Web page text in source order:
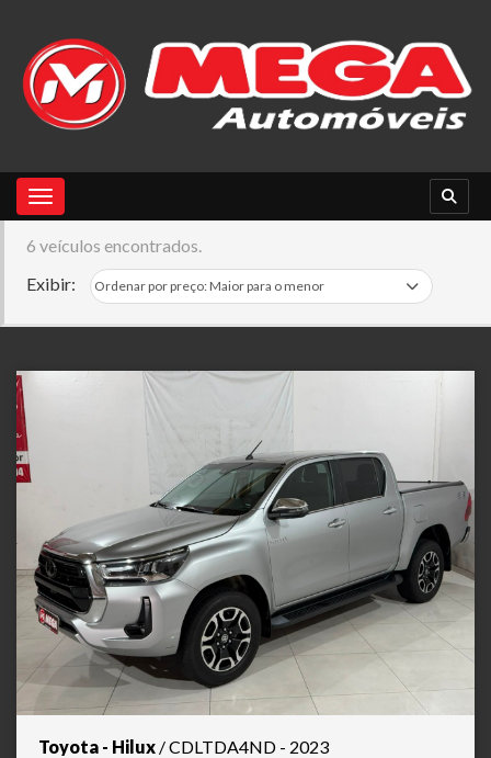
Toggle navigation
6 veículos encontrados.
Exibir:
Toyota - Hilux / CDLTDA4ND - 2023